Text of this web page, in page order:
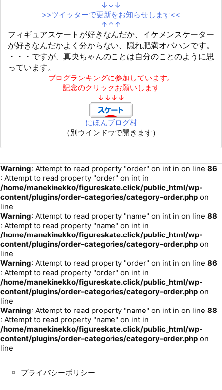
↓↓↓
>>ツイッターで更新をお知らせします<<
↑↑↑
フィギュアスケートが好きなんだか、イケメンスケーター
が好きなんだかよく分からない、隠れ肥満オバハンです。
・・・ですが、真央ちゃんのことは自分のことのように思
っています。
ブログランキングに参加しています。
記念のクリックお願いします
↓↓↓↓
にほんブログ村
（別ウインドウで開きます）
Warning: Attempt to read property "order" on int in on line 86
: Attempt to read property "order" on int in
/home/manekinekko/figureskate.click/public_html/wp-
content/plugins/order-categories/category-order.php on
line
Warning: Attempt to read property "name" on int in on line 88
: Attempt to read property "name" on int in
/home/manekinekko/figureskate.click/public_html/wp-
content/plugins/order-categories/category-order.php on
line
Warning: Attempt to read property "order" on int in on line 86
: Attempt to read property "order" on int in
/home/manekinekko/figureskate.click/public_html/wp-
content/plugins/order-categories/category-order.php on
line
Warning: Attempt to read property "name" on int in on line 88
: Attempt to read property "name" on int in
/home/manekinekko/figureskate.click/public_html/wp-
content/plugins/order-categories/category-order.php on
line
プライバシーポリシー